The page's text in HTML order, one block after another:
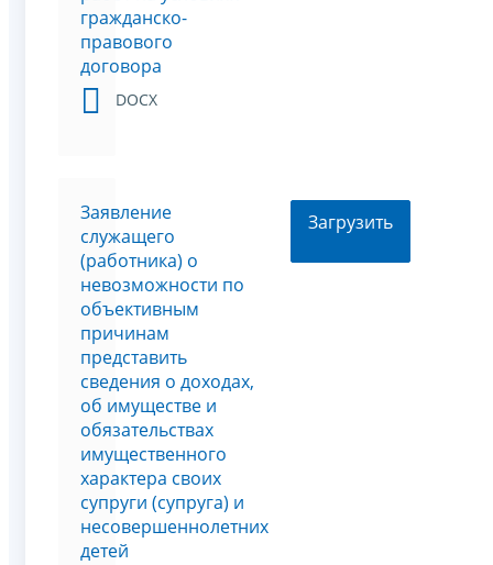
гражданско-
правового
договора
DOCX
Заявление
служащего
(работника) о
невозможности по
объективным
причинам
представить
сведения о доходах,
об имуществе и
обязательствах
имущественного
характера своих
супруги (супруга) и
несовершеннолетних
детей
Загрузить